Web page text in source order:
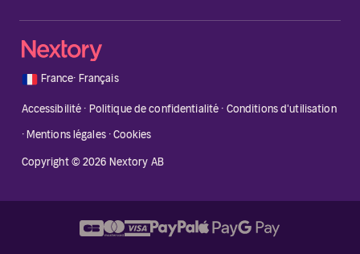
🇫🇷 France· Français
Accessibilité · Politique de confidentialité · Conditions d'utilisation
·Mentions légales·Cookies
Copyright © 2026 Nextory AB